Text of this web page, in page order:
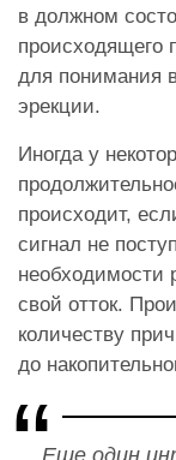
в должном
происходящего
для понимания
эрекции.
Иногда у
происходит,
сигнал не
необходимости
свой отток.
количеству
до